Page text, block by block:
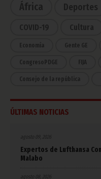
África
Deportes
COVID-19 Cultura
Economía Gente GE
CongresoPDGE FIJA
Consejo de la república
ÚLTIMAS NOTICIAS
agosto 09, 2026
Expertos de Lufthansa
Malabo